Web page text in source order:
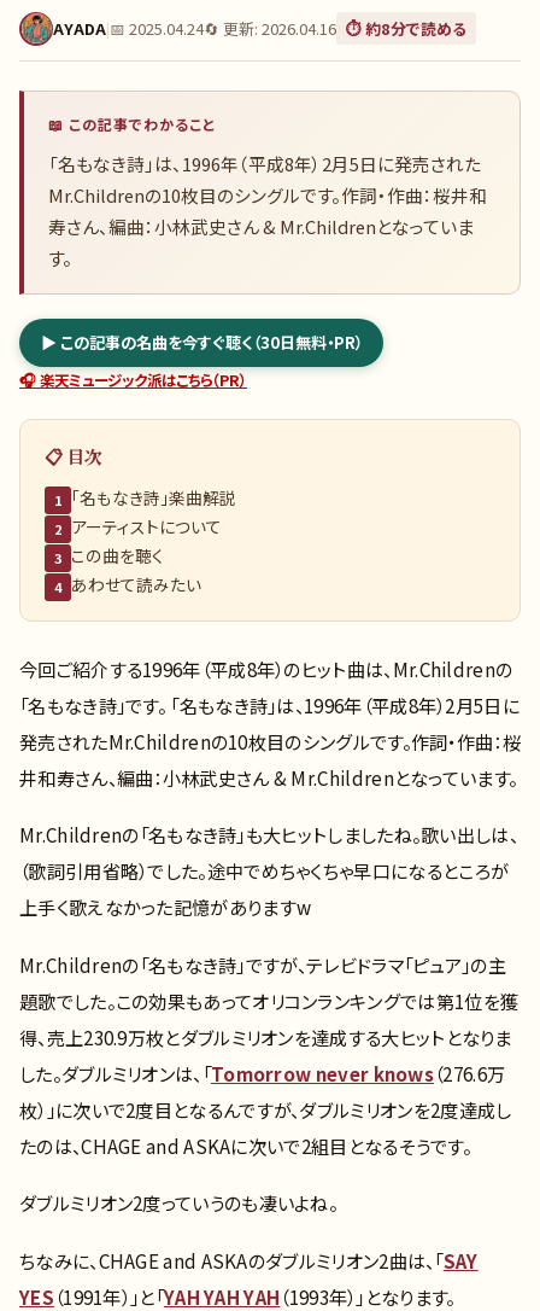
AYADA|📅 2025.04.24🔄 更新: 2026.04.16 ⏱️ 約8分で読める
📖 この記事でわかること
「名もなき詩」は、1996年（平成8年）2月5日に発売された
Mr.Childrenの10枚目のシングルです。作詞・作曲：桜井和
寿さん、編曲：小林武史さん & Mr.Childrenとなっていま
す。
▶ この記事の名曲を今すぐ聴く（30日無料・PR）
🎧 楽天ミュージック派はこちら（PR）
📋 目次
1 「名もなき詩」楽曲解説
2 アーティストについて
3 この曲を聴く
4 あわせて読みたい
今回ご紹介する1996年（平成8年）のヒット曲は、Mr.Childrenの
「名もなき詩」です。 「名もなき詩」は、1996年（平成8年）2月5日に
発売されたMr.Childrenの10枚目のシングルです。作詞・作曲：桜
井和寿さん、編曲：小林武史さん & Mr.Childrenとなっています。
Mr.Childrenの「名もなき詩」も大ヒットしましたね。歌い出しは、
（歌詞引用省略）でした。途中でめちゃくちゃ早口になるところが
上手く歌えなかった記憶がありますw
Mr.Childrenの「名もなき詩」ですが、テレビドラマ「ピュア」の主
題歌でした。この効果もあってオリコンランキングでは第1位を獲
得、売上230.9万枚とダブルミリオンを達成する大ヒットとなりま
した。ダブルミリオンは、「Tomorrow never knows（276.6万
枚）」に次いで2度目となるんですが、ダブルミリオンを2度達成し
たのは、CHAGE and ASKAに次いで2組目となるそうです。
ダブルミリオン2度っていうのも凄いよね。
ちなみに、CHAGE and ASKAのダブルミリオン2曲は、「SAY
YES （1991年）」と「YAH YAH YAH （1993年）」となります。